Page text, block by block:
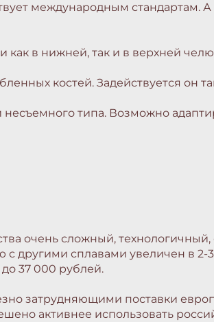
международным стандартам.
в нижней, так и в верхней
костей. Задействуется он
типа. Возможно
очень сложный, технологичный,
другими сплавами увеличен в 2-
37 000 рублей.
затрудняющими поставки
активнее использовать